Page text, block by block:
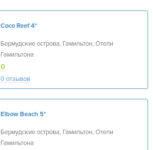
Coco Reef4*
Бермудские острова, Гамильтон, Отели
Гамильтона
0
0 отзывов
Elbow Beach 5*
Бермудские острова, Гамильтон, Отели
Гамильтона